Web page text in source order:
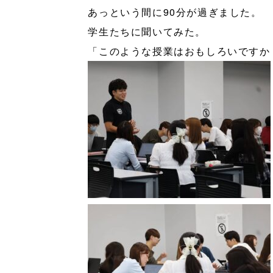
あっという間に90分が過ぎました。
学生たちに聞いてみた。
「このような授業はおもしろいです